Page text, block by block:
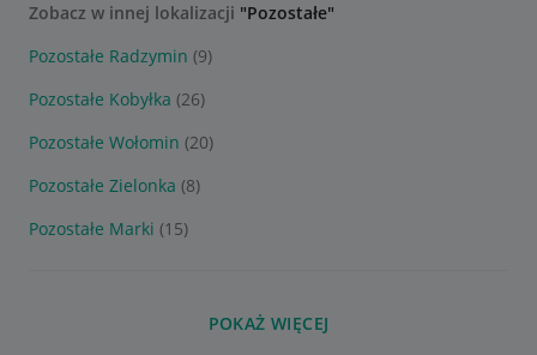
Zobacz w innej lokalizacji "Pozostałe"
Pozostałe Radzymin (9)
Pozostałe Kobyłka (26)
Pozostałe Wołomin (20)
Pozostałe Zielonka (8)
Pozostałe Marki (15)
POKAŻ WIĘCEJ